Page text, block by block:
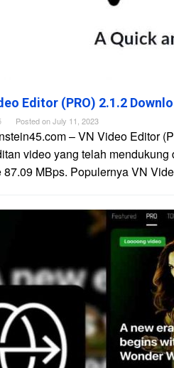
Editor (PRO) 2.1.2
Posted onJuly 11, 2023
– VN Video Editor
video yang telah
87.09 MBps. Populernya VN